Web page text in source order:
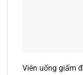
Viên uống giấm